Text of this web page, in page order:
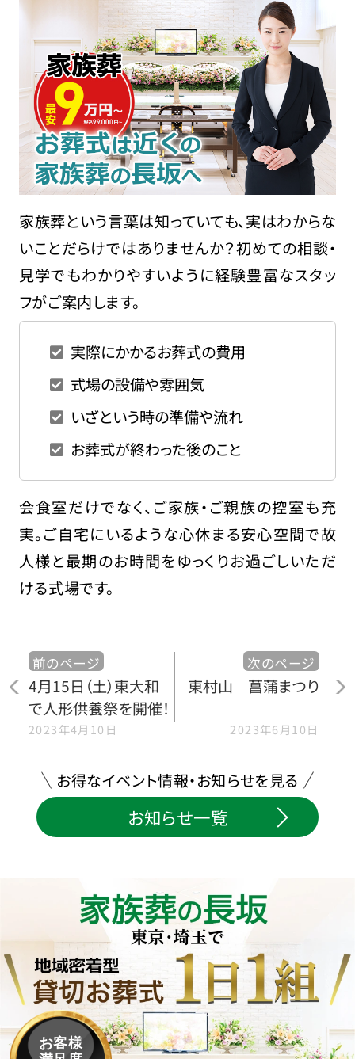
家族葬という言葉は知っていても、実はわからな
いことだらけではありませんか？初めての相談・
見学でもわかりやすいように経験豊富なスタッ
フがご案内します。
実際にかかるお葬式の費用
式場の設備や雰囲気
いざという時の準備や流れ
お葬式が終わった後のこと
会食室だけでなく、ご家族・ご親族の控室も充
実。ご自宅にいるような心休まる安心空間で故
人様と最期のお時間をゆっくりお過ごしいただ
ける式場です。
前のページ
4月15日（土）東大和
で人形供養祭を開催！
2023年4月10日
次のページ
東村山 菖蒲まつり
2023年6月10日
お得なイベント情報・お知らせを見る
お知らせ一覧
お客様